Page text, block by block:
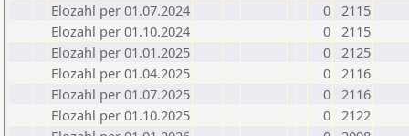
Elozahl per 01.07.2024
0 2115
Elozahl per 01.10.2024
0 2115
Elozahl per 01.01.2025
0 2125
Elozahl per 01.04.2025
0 2116
Elozahl per 01.07.2025
0 2116
Elozahl per 01.10.2025
0 2122